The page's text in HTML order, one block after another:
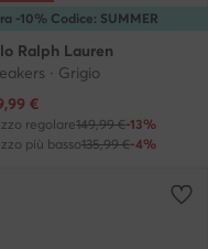
-10% Codice: SUMMER
Ralph Lauren
· Grigio
attuale
€
regolare149,99 €-13%
più basso135,99 €-4%